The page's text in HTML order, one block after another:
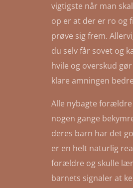
vigtigste når man
op er at der er ro og
prøve sig frem.
du selv får sovet og
hvile og overskud
klare amningen
Alle nybagte
nogen gange
deres barn har det
er en helt naturlig
forældre og skulle
barnets signaler at